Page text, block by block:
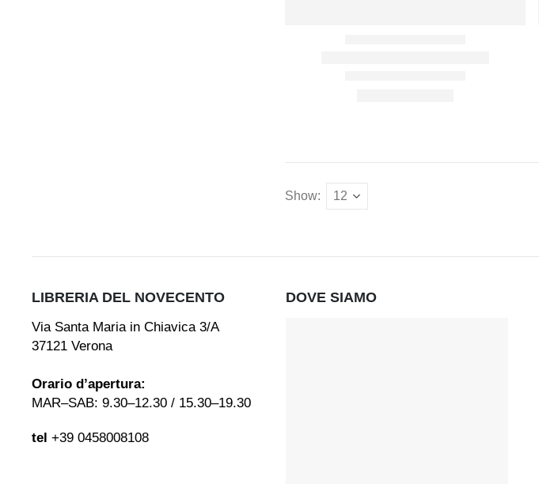
Show:
LIBRERIA DEL NOVECENTO
Via Santa Maria in Chiavica 3/A
37121 Verona
Orario d’apertura:
MAR–SAB: 9.30–12.30 / 15.30–19.30
tel +39 0458008108
DOVE SIAMO